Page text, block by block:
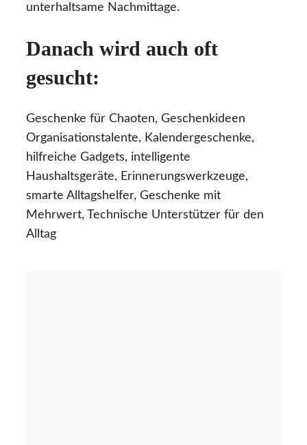
unterhaltsame Nachmittage.
Danach wird auch oft
gesucht:
Geschenke für Chaoten, Geschenkideen
Organisationstalente, Kalendergeschenke,
hilfreiche Gadgets, intelligente
Haushaltsgeräte, Erinnerungswerkzeuge,
smarte Alltagshelfer, Geschenke mit
Mehrwert, Technische Unterstützer für den
Alltag